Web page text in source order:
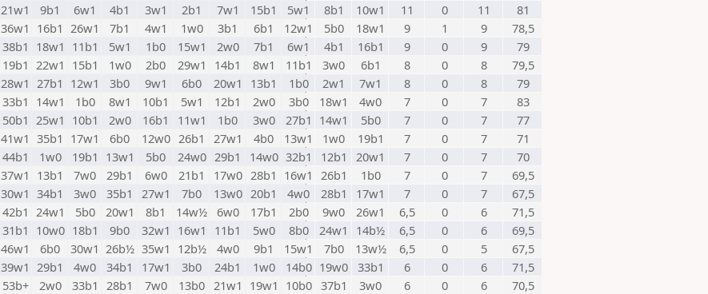
21w1 9b1 6w1 4b1 3w1 2b1 7w1 15b1 5w1 8b1 10w1 11 0 11
81
36w1 16b1 26w1 7b1 4w1 1w0 3b1 6b1 12w1 5b0 18w1 9 1 9
78,5
38b1 18w1 11b1 5w1 1b0 15w1 2w0 7b1 6w1 4b1 16b1 9 0 9
79
19b1 22w1 15b1 1w0 2b0 29w1 14b1 8w1 11b1 3w0 6b1 8 0 8
79,5
28w1 27b1 12w1 3b0 9w1 6b0 20w1 13b1 1b0 2w1 7w1 8 0 8
79
33b1 14w1 1b0 8w1 10b1 5w1 12b1 2w0 3b0 18w1 4w0 7 0 7
83
50b1 25w1 10b1 2w0 16b1 11w1 1b0 3w0 27b1 14w1 5b0 7 0 7
77
41w1 35b1 17w1 6b0 12w0 26b1 27w1 4b0 13w1 1w0 19b1 7 0 7
71
44b1 1w0 19b1 13w1 5b0 24w0 29b1 14w0 32b1 12b1 20w1 7 0 7
70
37w1 13b1 7w0 29b1 6w0 21b1 17w0 28b1 16w1 26b1 1b0 7 0 7
69,5
30w1 34b1 3w0 35b1 27w1 7b0 13w0 20b1 4w0 28b1 17w1 7 0 7
67,5
42b1 24w1 5b0 20w1 8b1 14w½ 6w0 17b1 2b0 9w0 26w1 6,5 0 6
71,5
31b1 10w0 18b1 9b0 32w1 16w1 11b1 5w0 8b0 24w1 14b½ 6,5 0 6
69,5
46w1 6b0 30w1 26b½ 35w1 12b½ 4w0 9b1 15w1 7b0 13w½ 6,5 0 5
67,5
39w1 29b1 4w0 34b1 17w1 3b0 24b1 1w0 14b0 19w0 33b1 6 0 6
71,5
53b+ 2w0 33b1 28b1 7w0 13b0 21w1 19w1 10b0 37b1 3w0 6 0 6
70,5